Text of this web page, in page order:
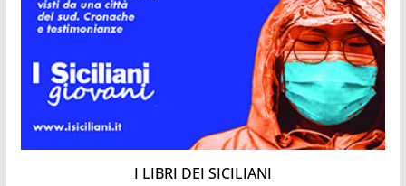
I LIBRI DEI SICILIANI